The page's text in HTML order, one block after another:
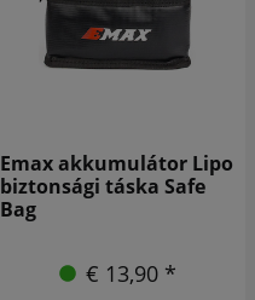
Emax akkumulátor Lipo
biztonsági táska Safe
Bag
€ 13,90 *